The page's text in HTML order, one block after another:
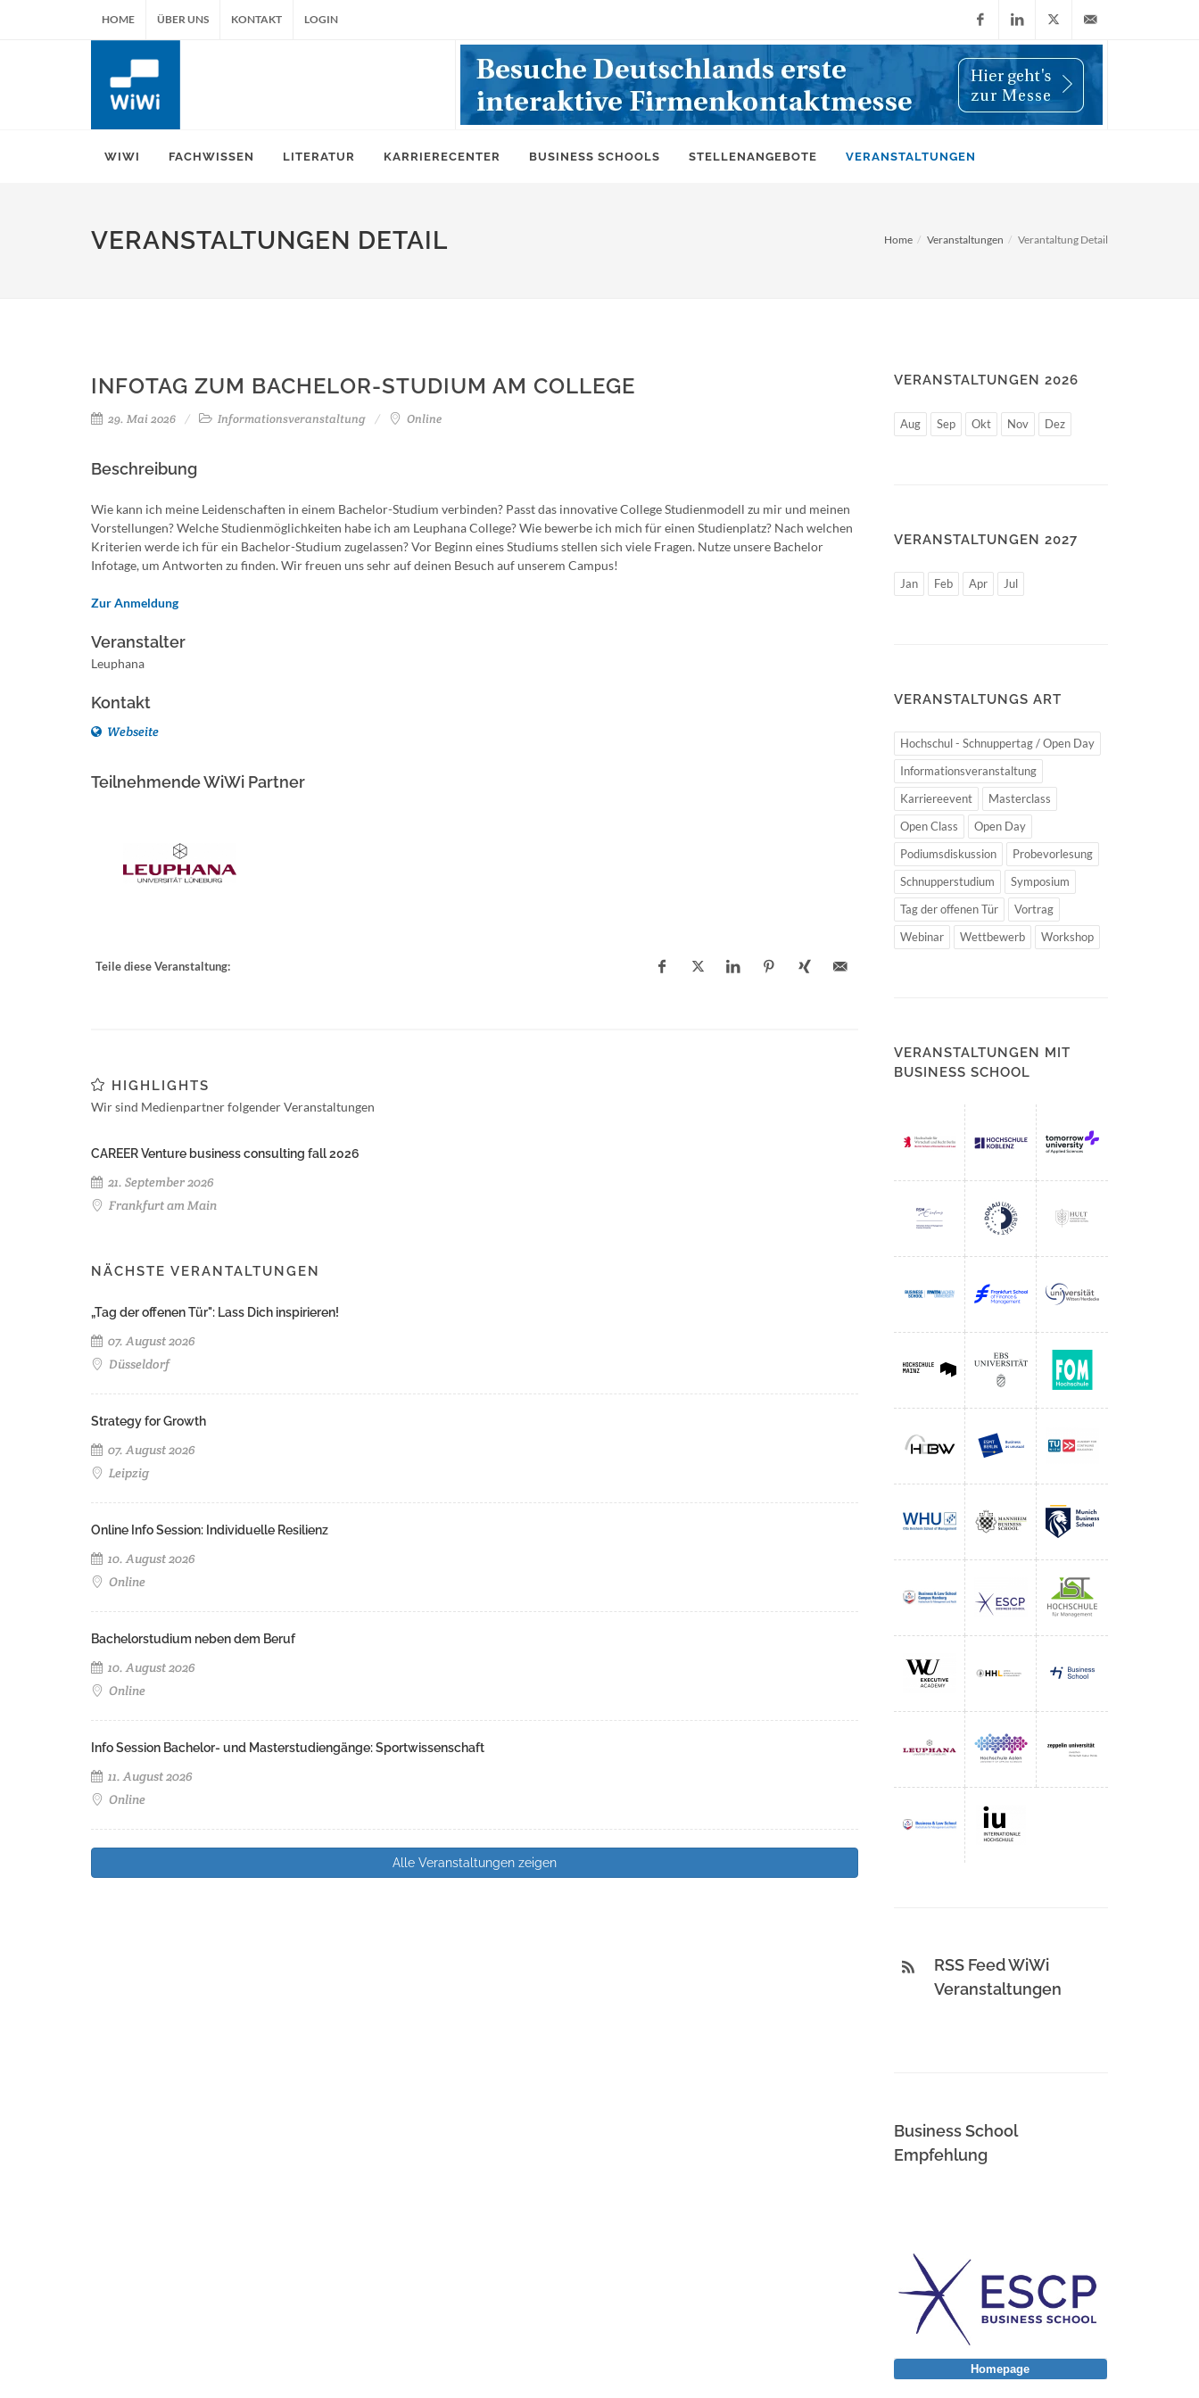
HOME ÜBER UNS KONTAKT LOGIN
FacebookLinkedIn
X
(Twitter)
info@wiwi-
WIWI FACHWISSEN LITERATUR KARRIERECENTER BUSINESS SCHOOLS STELLENANGEBOTE VERANSTALTUNGEN
VERANSTALTUNGEN DETAIL Home Veranstaltungen Verantaltung Detail
INFOTAG ZUM BACHELOR-STUDIUM AM COLLEGE
29. Mai 2026 Informationsveranstaltung Online
Beschreibung
Wie kann ich meine Leidenschaften in einem Bachelor-Studium verbinden? Passt das innovative College Studienmodell zu mir und meinen
Vorstellungen? Welche Studienmöglichkeiten habe ich am Leuphana College? Wie bewerbe ich mich für einen Studienplatz? Nach welchen
Kriterien werde ich für ein Bachelor-Studium zugelassen? Vor Beginn eines Studiums stellen sich viele Fragen. Nutze unsere Bachelor
Infotage, um Antworten zu finden. Wir freuen uns sehr auf deinen Besuch auf unserem Campus!
Zur Anmeldung
Veranstalter
Leuphana
Kontakt
Webseite
Teilnehmende WiWi Partner
Teile diese Veranstaltung:
HIGHLIGHTS
Wir sind Medienpartner folgender Veranstaltungen
CAREER Venture business consulting fall 2026
21. September 2026
Frankfurt am Main
NÄCHSTE VERANTALTUNGEN
„Tag der offenen Tür": Lass Dich inspirieren!
07. August 2026
Düsseldorf
Strategy for Growth
07. August 2026
Leipzig
Online Info Session: Individuelle Resilienz
10. August 2026
Online
Bachelorstudium neben dem Beruf
10. August 2026
Online
Info Session Bachelor- und Masterstudiengänge: Sportwissenschaft
11. August 2026
Online
Alle Veranstaltungen zeigen
VERANSTALTUNGEN 2026
Aug Sep Okt Nov Dez
VERANSTALTUNGEN 2027
Jan Feb Apr Jul
VERANSTALTUNGS ART
Hochschul - Schnuppertag / Open Day
Informationsveranstaltung
Karriereevent
Masterclass
Open Class
Open Day
Podiumsdiskussion
Probevorlesung
Schnupperstudium
Symposium
Tag der offenen Tür
Vortrag
Webinar
Wettbewerb Workshop
VERANSTALTUNGEN MIT
BUSINESS SCHOOL
RSS Feed WiWi
Veranstaltungen
Business School
Empfehlung
Homepage